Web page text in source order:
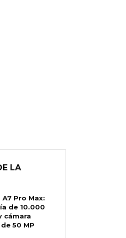
LA
Pro Max:
de 10.000
cámara
50 MP